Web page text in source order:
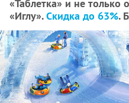
«Таблетка» и не только
«Иглу».Скидка до 63%.